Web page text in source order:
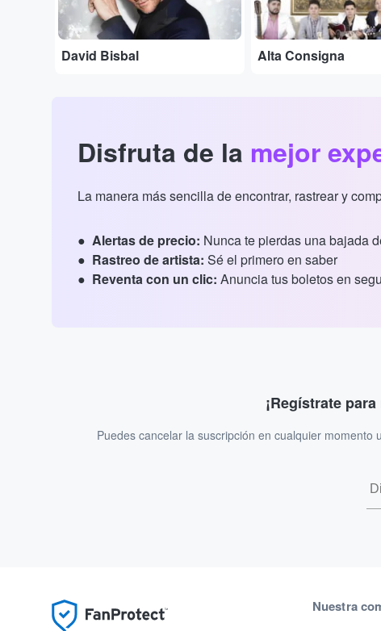
David Bisbal Alta Consigna
Disfruta de la mejor
La manera más sencilla de encontrar, rastrear y
Alertas de precio: Nunca te pierdas una bajada
Rastreo de artista: Sé el primero en saber
Reventa con un clic: Anuncia tus boletos en
¡Regístrate
Puedes cancelar la suscripción en cualquier
Nuestra